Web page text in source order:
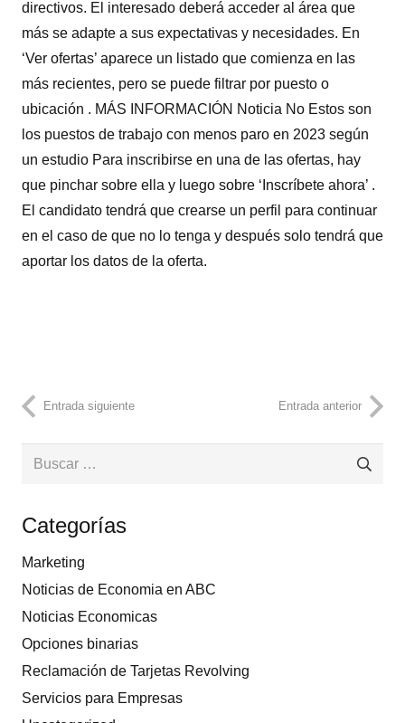
directivos. El interesado deberá acceder al área que
más se adapte a sus expectativas y necesidades. En
‘Ver ofertas’ aparece un listado que comienza en las
más recientes, pero se puede filtrar por puesto o
ubicación . MÁS INFORMACIÓN Noticia No Estos son
los puestos de trabajo con menos paro en 2023 según
un estudio Para inscribirse en una de las ofertas, hay
que pinchar sobre ella y luego sobre ‘Inscríbete ahora’ .
El candidato tendrá que crearse un perfil para continuar
en el caso de que no lo tenga y después solo tendrá que
aportar los datos de la oferta.
Entrada siguiente Entrada anterior
Buscar:
Categorías
Marketing
Noticias de Economia en ABC
Noticias Economicas
Opciones binarias
Reclamación de Tarjetas Revolving
Servicios para Empresas